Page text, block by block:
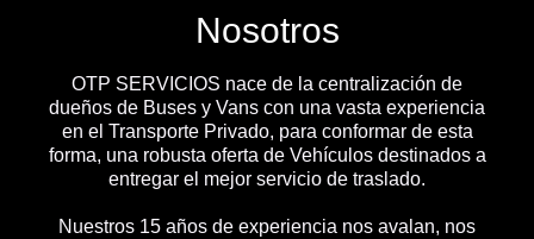
Nosotros
OTP SERVICIOS nace de la centralización de
dueños de Buses y Vans con una vasta experiencia
en el Transporte Privado, para conformar de esta
forma, una robusta oferta de Vehículos destinados a
entregar el mejor servicio de traslado.
Nuestros 15 años de experiencia nos avalan, nos